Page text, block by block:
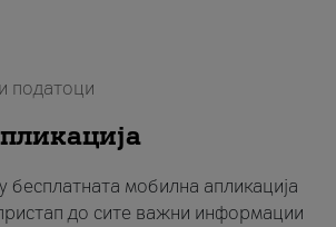
податоци
бесплатната мобилна апликација
до сите важни информации